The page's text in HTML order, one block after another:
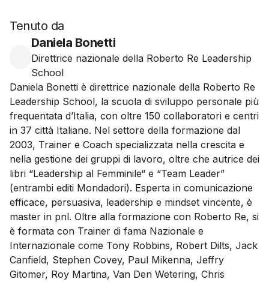
Tenuto da
Daniela Bonetti
Direttrice nazionale della Roberto Re Leadership
School
Daniela Bonetti è direttrice nazionale della Roberto Re
Leadership School, la scuola di sviluppo personale più
frequentata d’Italia, con oltre 150 collaboratori e centri
in 37 città Italiane. Nel settore della formazione dal
2003, Trainer e Coach specializzata nella crescita e
nella gestione dei gruppi di lavoro, oltre che autrice dei
libri “Leadership al Femminile“ e “Team Leader”
(entrambi editi Mondadori). Esperta in comunicazione
efficace, persuasiva, leadership e mindset vincente, è
master in pnl. Oltre alla formazione con Roberto Re, si
è formata con Trainer di fama Nazionale e
Internazionale come Tony Robbins, Robert Dilts, Jack
Canfield, Stephen Covey, Paul Mikenna, Jeffry
Gitomer, Roy Martina, Van Den Wetering, Chris